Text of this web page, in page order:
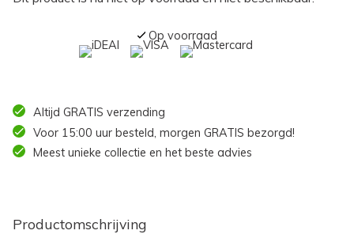
Op voorraad
Altijd GRATIS verzending
Voor 15:00 uur besteld, morgen GRATIS bezorgd!
Meest unieke collectie en het beste advies
Productomschrijving